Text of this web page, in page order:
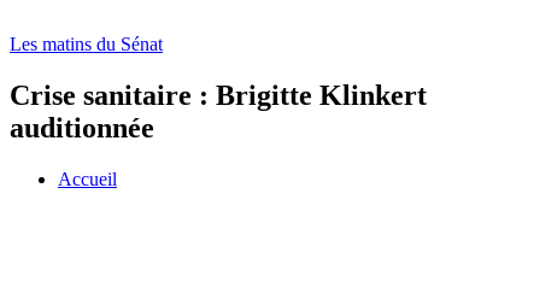
Les matins du Sénat
Crise sanitaire : Brigitte Klinkert
auditionnée
Accueil